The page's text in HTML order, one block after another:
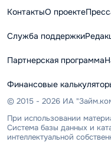
КонтактыО проекте
Служба поддержки
Партнерская программа
Финансовые
© 2015 - 2026 ИА
При использовании
Система базы данных и
интеллектуальной